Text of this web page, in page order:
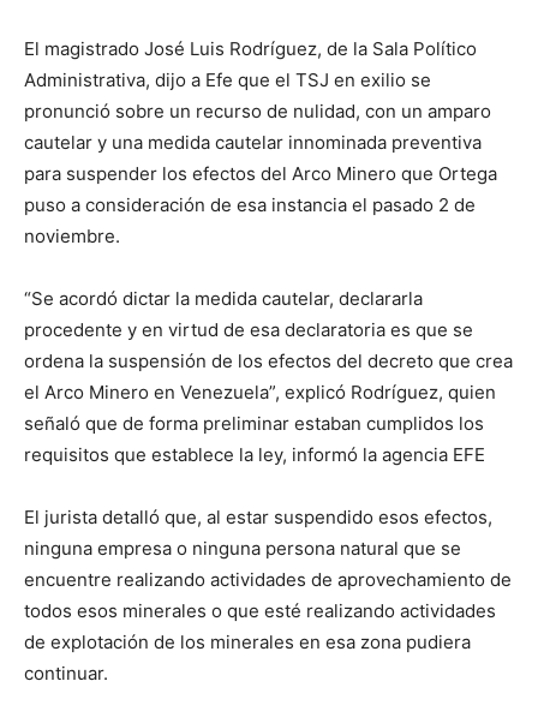
El magistrado José Luis Rodríguez, de la Sala Político
Administrativa, dijo a Efe que el TSJ en exilio se
pronunció sobre un recurso de nulidad, con un amparo
cautelar y una medida cautelar innominada preventiva
para suspender los efectos del Arco Minero que Ortega
puso a consideración de esa instancia el pasado 2 de
noviembre.
“Se acordó dictar la medida cautelar, declararla
procedente y en virtud de esa declaratoria es que se
ordena la suspensión de los efectos del decreto que crea
el Arco Minero en Venezuela”, explicó Rodríguez, quien
señaló que de forma preliminar estaban cumplidos los
requisitos que establece la ley, informó la agencia EFE
El jurista detalló que, al estar suspendido esos efectos,
ninguna empresa o ninguna persona natural que se
encuentre realizando actividades de aprovechamiento de
todos esos minerales o que esté realizando actividades
de explotación de los minerales en esa zona pudiera
continuar.